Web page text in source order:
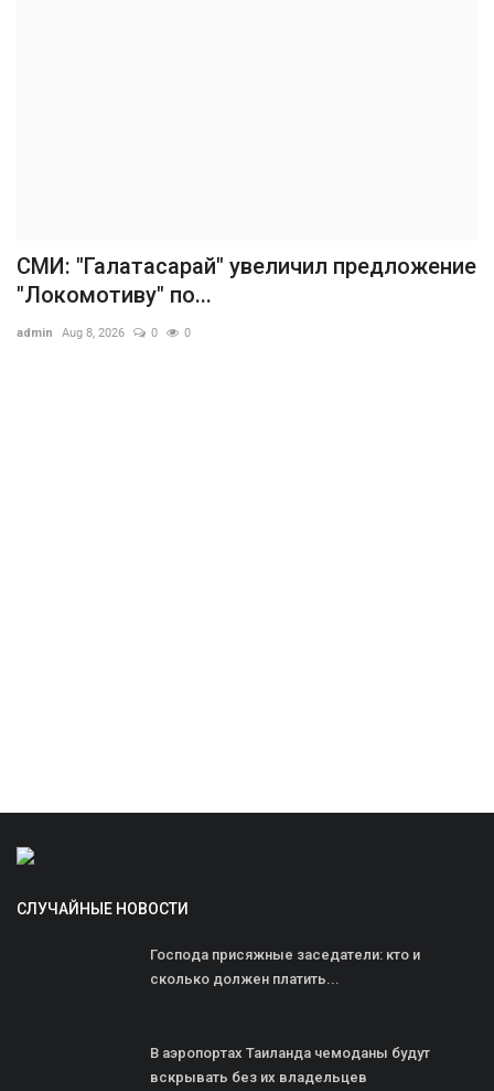
СМИ: "Галатасарай" увеличил предложение
"Локомотиву" по...
admin Aug 8, 2026 0 0
СЛУЧАЙНЫЕ НОВОСТИ
Господа присяжные заседатели: кто и
сколько должен платить...
В аэропортах Таиланда чемоданы будут
вскрывать без их владельцев